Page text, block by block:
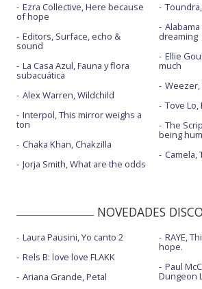
Ezra Collective, Here because
of hope
Editors, Surface, echo &
sound
La Casa Azul, Fauna y flora
subacuática
Alex Warren, Wildchild
Interpol, This mirror weighs a
ton
Chaka Khan, Chakzilla
Jorja Smith, What are the odds
dreaming
Ellie
much
Weezer,
Tove Lo,
The
being
Camela,
NOVEDADES
Laura Pausini, Yo canto 2
Rels B: love love FLAKK
Ariana Grande, Petal
RAYE,
hope.
Paul
Dungeon